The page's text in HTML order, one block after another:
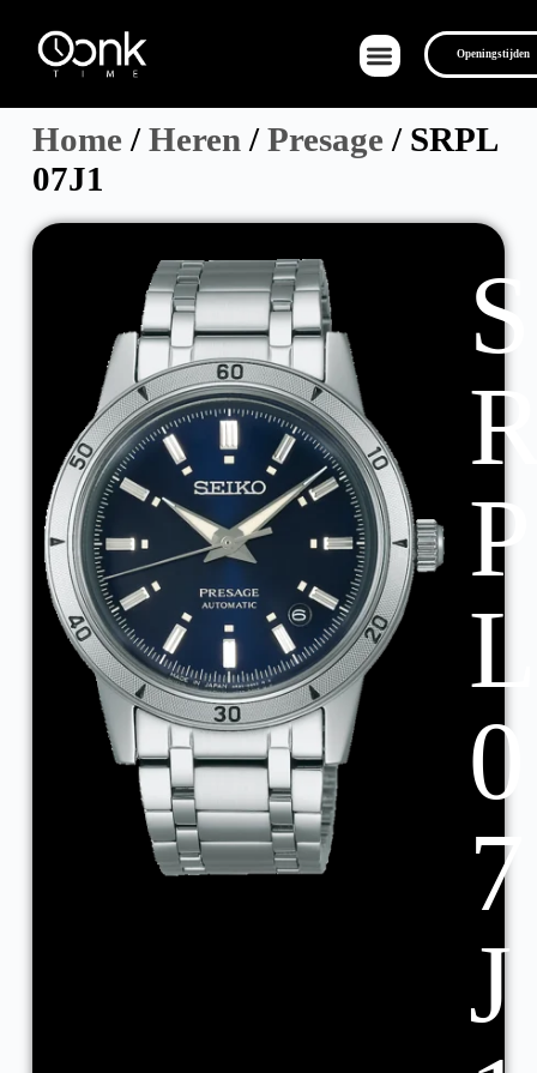
Openingstijden
Home /Heren /Presage / SRPL
07J1
S
P
L
0
7
J